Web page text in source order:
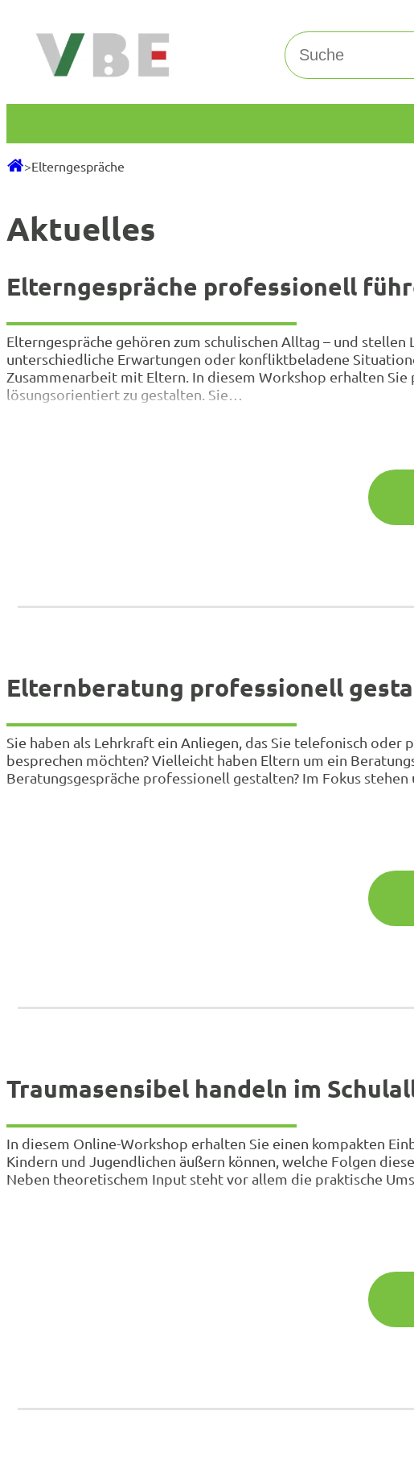
Inhalt
springen
Suchen
>Elterngespräche
Aktuelles
Elterngespräche professionell
Elterngespräche gehören zum schulischen Alltag – und
unterschiedliche Erwartungen oder konfliktbeladene
Zusammenarbeit mit Eltern. In diesem Workshop erhalten
lösungsorientiert zu gestalten. Sie…
Elternberatung professionell
Sie haben als Lehrkraft ein Anliegen, das Sie telefonisch
besprechen möchten? Vielleicht haben Eltern um ein
Beratungsgespräche professionell gestalten? Im Fokus
Traumasensibel handeln im
In diesem Online-Workshop erhalten Sie einen kompakten
Kindern und Jugendlichen äußern können, welche Folgen
Neben theoretischem Input steht vor allem die praktische